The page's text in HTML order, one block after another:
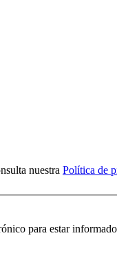
nuestra Política de
para estar